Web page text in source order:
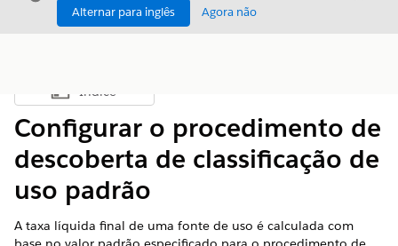
Alternar para inglês
Agora não
Mostrar índice
Índice
Configurar o procedimento de
descoberta de classificação de
uso padrão
A taxa líquida final de uma fonte de uso é calculada com